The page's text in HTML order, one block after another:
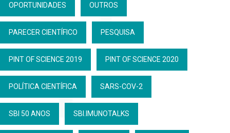
OPORTUNIDADES OUTROS
PARECER CIENTÍFICO PESQUISA
PINT OF SCIENCE 2019 PINT OF SCIENCE 2020
POLÍTICA CIENTÍFICA SARS-COV-2
SBI 50 ANOS SBI.IMUNOTALKS